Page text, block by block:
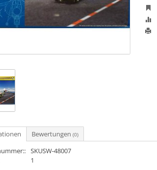
Bewertungen (0)
SKUSW-48007
1